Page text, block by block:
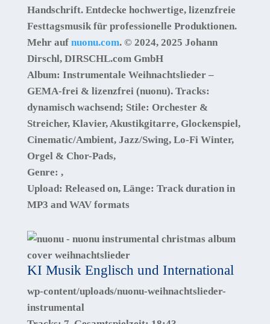
Handschrift. Entdecke hochwertige, lizenzfreie
Festtagsmusik für professionelle Produktionen.
Mehr auf nuonu.com. © 2024, 2025 Johann
Dirschl, DIRSCHL.com GmbH
Album: Instrumentale Weihnachtslieder –
GEMA-frei & lizenzfrei (nuonu). Tracks:
dynamisch wachsend; Stile: Orchester &
Streicher, Klavier, Akustikgitarre, Glockenspiel,
Cinematic/Ambient, Jazz/Swing, Lo-Fi Winter,
Orgel & Chor-Pads,
Genre: ,
Upload: Released on, Länge: Track duration in
MP3 and WAV formats
KI Musik Englisch und International
wp-content/uploads/nuonu-weihnachtslieder-
instrumental